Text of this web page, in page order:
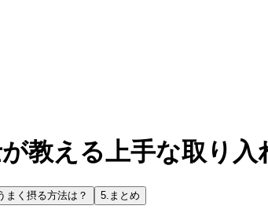
教える上手な取り入
まく摂る方法は？ 5. まとめ